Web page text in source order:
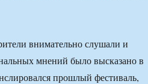
внимательно слушали и
мнений было высказано в
прошлый фестиваль,